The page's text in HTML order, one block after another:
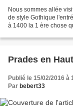
Nous sommes allée
de style Gothique
à 1400 la 1 ère chose
Prades en
Publié le 15/02/2016 à
Par bebert33